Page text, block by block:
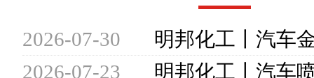
2026-07-30
2026-07-23